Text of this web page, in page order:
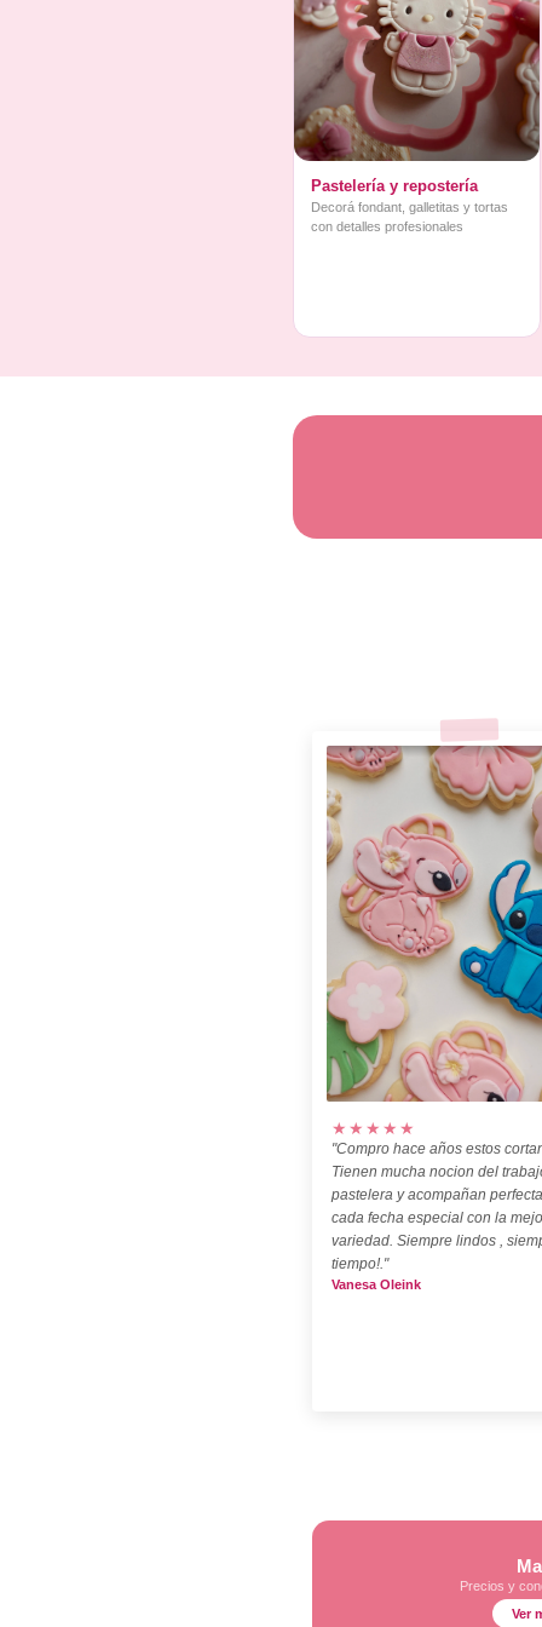
Pastelería y repostería
Decorá fondant, galletitas y tortas
con detalles profesionales
★★★★★
"Compro hace años estos
Tienen mucha nocion del
pastelera y acompañan
cada fecha especial con la
variedad. Siempre lindos ,
tiempo!."
Vanesa Oleink
Precios y
Ver